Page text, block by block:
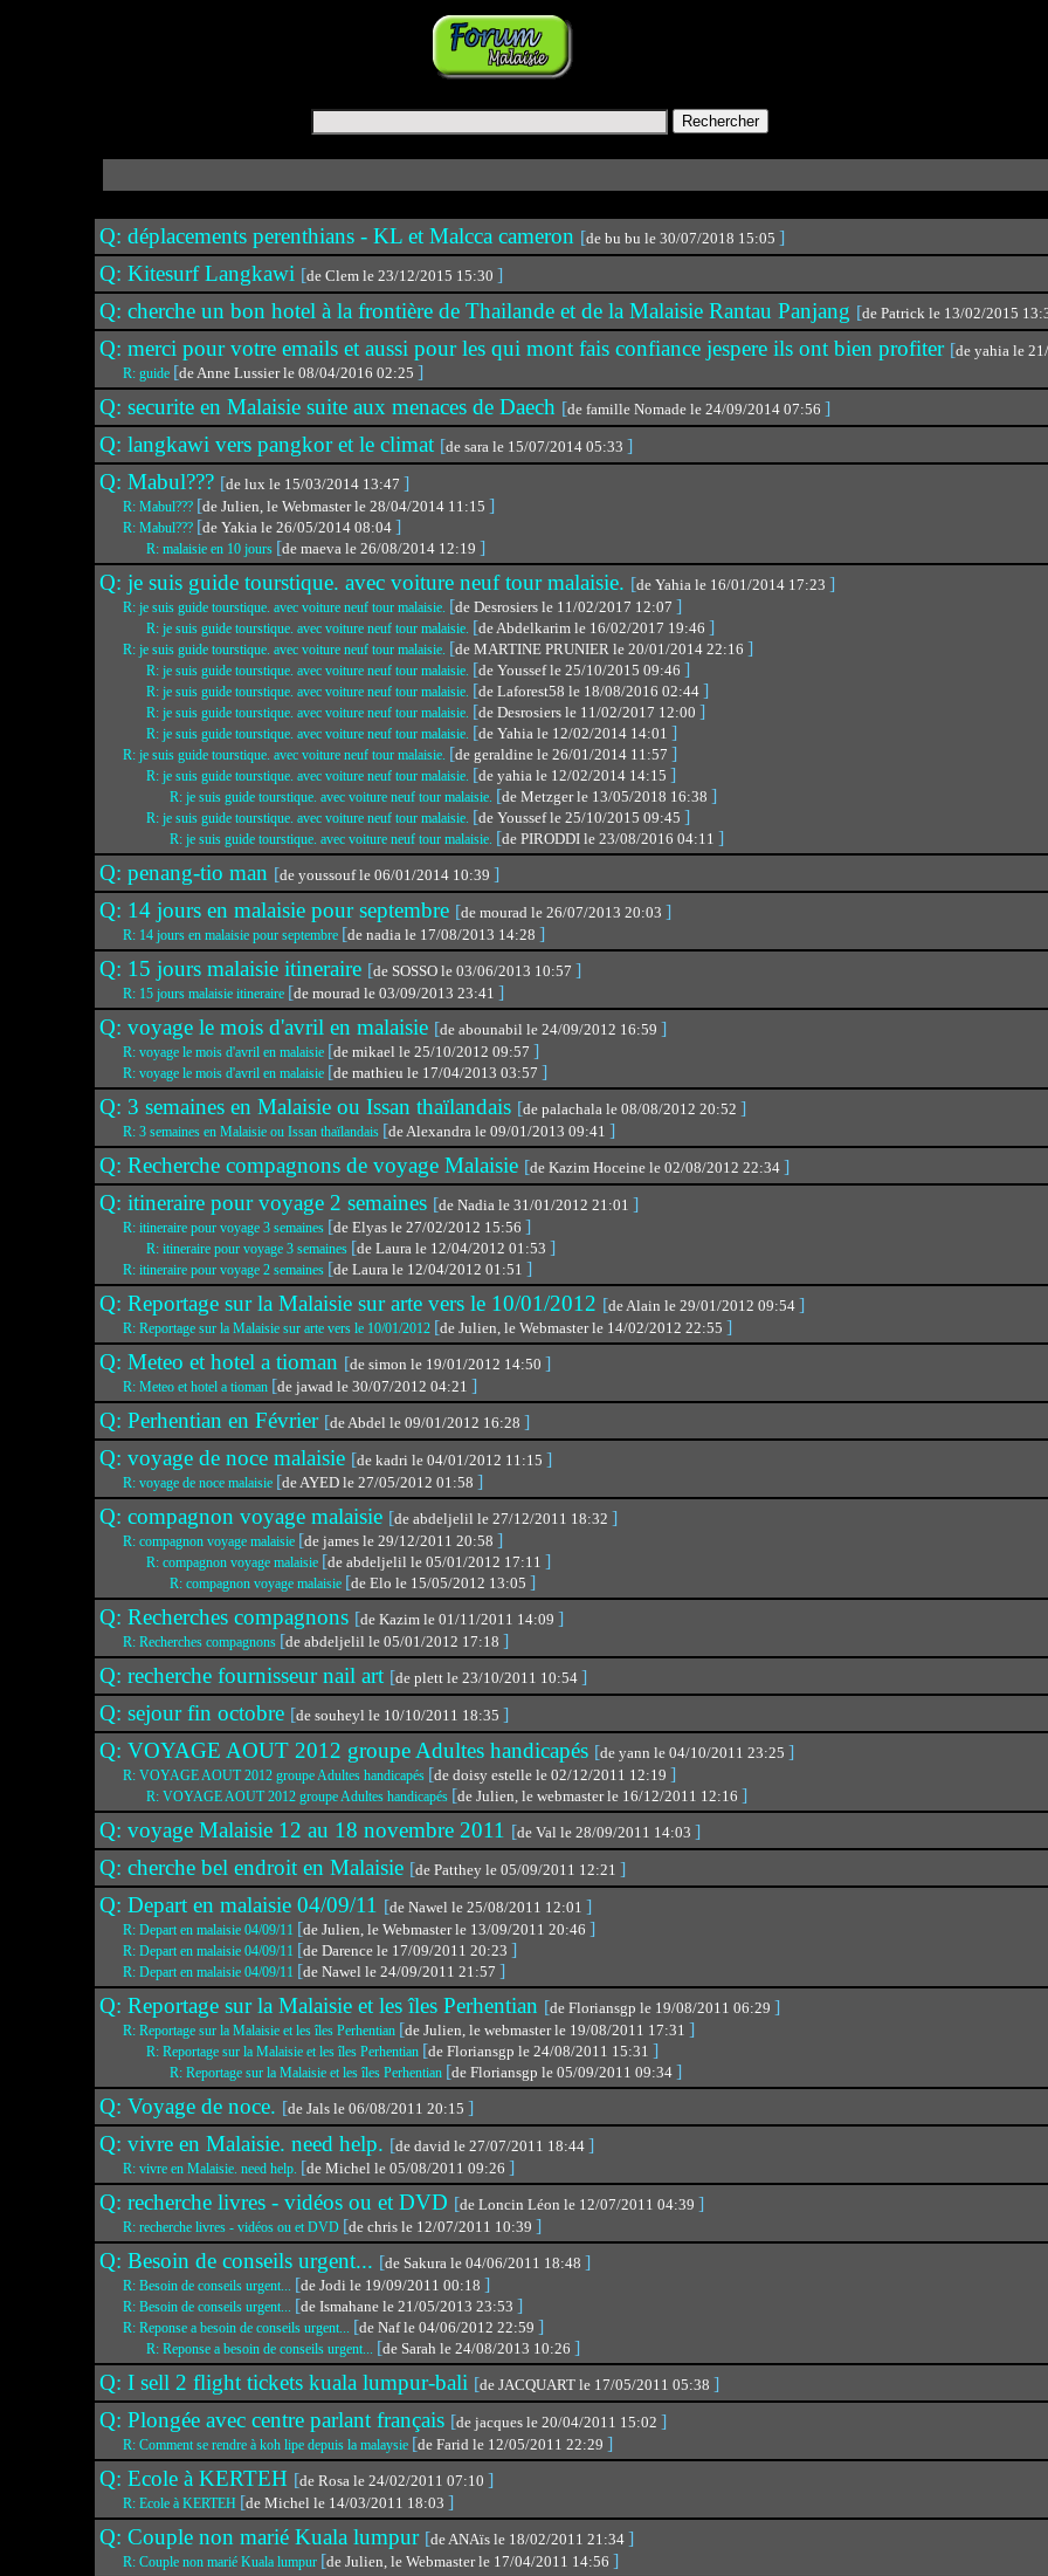
Q: déplacements perenthians - KL et Malcca cameron [de bu bu le 30/07/2018 15:05 ]
Q: Kitesurf Langkawi [de Clem le 23/12/2015 15:30 ]
Q: cherche un bon hotel à la frontière de Thailande et de la Malaisie Rantau Panjang [de Patrick le 13/02/2015
Q: merci pour votre emails et aussi pour les qui mont fais confiance jespere ils ont bien profiter [de yahia le
R: guide [de Anne Lussier le 08/04/2016 02:25 ]
Q: securite en Malaisie suite aux menaces de Daech [de famille Nomade le 24/09/2014 07:56 ]
Q: langkawi vers pangkor et le climat [de sara le 15/07/2014 05:33 ]
Q: Mabul??? [de lux le 15/03/2014 13:47 ]
R: Mabul??? [de Julien, le Webmaster le 28/04/2014 11:15 ]
R: Mabul??? [de Yakia le 26/05/2014 08:04 ]
R: malaisie en 10 jours [de maeva le 26/08/2014 12:19 ]
Q: je suis guide tourstique. avec voiture neuf tour malaisie. [de Yahia le 16/01/2014 17:23 ]
R: je suis guide tourstique. avec voiture neuf tour malaisie. [de Desrosiers le 11/02/2017 12:07 ]
R: je suis guide tourstique. avec voiture neuf tour malaisie. [de Abdelkarim le 16/02/2017 19:46 ]
R: je suis guide tourstique. avec voiture neuf tour malaisie. [de MARTINE PRUNIER le 20/01/2014 22:16 ]
R: je suis guide tourstique. avec voiture neuf tour malaisie. [de Youssef le 25/10/2015 09:46 ]
R: je suis guide tourstique. avec voiture neuf tour malaisie. [de Laforest58 le 18/08/2016 02:44 ]
R: je suis guide tourstique. avec voiture neuf tour malaisie. [de Desrosiers le 11/02/2017 12:00 ]
R: je suis guide tourstique. avec voiture neuf tour malaisie. [de Yahia le 12/02/2014 14:01 ]
R: je suis guide tourstique. avec voiture neuf tour malaisie. [de geraldine le 26/01/2014 11:57 ]
R: je suis guide tourstique. avec voiture neuf tour malaisie. [de yahia le 12/02/2014 14:15 ]
R: je suis guide tourstique. avec voiture neuf tour malaisie. [de Metzger le 13/05/2018 16:38 ]
R: je suis guide tourstique. avec voiture neuf tour malaisie. [de Youssef le 25/10/2015 09:45 ]
R: je suis guide tourstique. avec voiture neuf tour malaisie. [de PIRODDI le 23/08/2016 04:11 ]
Q: penang-tio man [de youssouf le 06/01/2014 10:39 ]
Q: 14 jours en malaisie pour septembre [de mourad le 26/07/2013 20:03 ]
R: 14 jours en malaisie pour septembre [de nadia le 17/08/2013 14:28 ]
Q: 15 jours malaisie itineraire [de SOSSO le 03/06/2013 10:57 ]
R: 15 jours malaisie itineraire [de mourad le 03/09/2013 23:41 ]
Q: voyage le mois d'avril en malaisie [de abounabil le 24/09/2012 16:59 ]
R: voyage le mois d'avril en malaisie [de mikael le 25/10/2012 09:57 ]
R: voyage le mois d'avril en malaisie [de mathieu le 17/04/2013 03:57 ]
Q: 3 semaines en Malaisie ou Issan thaïlandais [de palachala le 08/08/2012 20:52 ]
R: 3 semaines en Malaisie ou Issan thaïlandais [de Alexandra le 09/01/2013 09:41 ]
Q: Recherche compagnons de voyage Malaisie [de Kazim Hoceine le 02/08/2012 22:34 ]
Q: itineraire pour voyage 2 semaines [de Nadia le 31/01/2012 21:01 ]
R: itineraire pour voyage 3 semaines [de Elyas le 27/02/2012 15:56 ]
R: itineraire pour voyage 3 semaines [de Laura le 12/04/2012 01:53 ]
R: itineraire pour voyage 2 semaines [de Laura le 12/04/2012 01:51 ]
Q: Reportage sur la Malaisie sur arte vers le 10/01/2012 [de Alain le 29/01/2012 09:54 ]
R: Reportage sur la Malaisie sur arte vers le 10/01/2012 [de Julien, le Webmaster le 14/02/2012 22:55 ]
Q: Meteo et hotel a tioman [de simon le 19/01/2012 14:50 ]
R: Meteo et hotel a tioman [de jawad le 30/07/2012 04:21 ]
Q: Perhentian en Février [de Abdel le 09/01/2012 16:28 ]
Q: voyage de noce malaisie [de kadri le 04/01/2012 11:15 ]
R: voyage de noce malaisie [de AYED le 27/05/2012 01:58 ]
Q: compagnon voyage malaisie [de abdeljelil le 27/12/2011 18:32 ]
R: compagnon voyage malaisie [de james le 29/12/2011 20:58 ]
R: compagnon voyage malaisie [de abdeljelil le 05/01/2012 17:11 ]
R: compagnon voyage malaisie [de Elo le 15/05/2012 13:05 ]
Q: Recherches compagnons [de Kazim le 01/11/2011 14:09 ]
R: Recherches compagnons [de abdeljelil le 05/01/2012 17:18 ]
Q: recherche fournisseur nail art [de plett le 23/10/2011 10:54 ]
Q: sejour fin octobre [de souheyl le 10/10/2011 18:35 ]
Q: VOYAGE AOUT 2012 groupe Adultes handicapés [de yann le 04/10/2011 23:25 ]
R: VOYAGE AOUT 2012 groupe Adultes handicapés [de doisy estelle le 02/12/2011 12:19 ]
R: VOYAGE AOUT 2012 groupe Adultes handicapés [de Julien, le webmaster le 16/12/2011 12:16 ]
Q: voyage Malaisie 12 au 18 novembre 2011 [de Val le 28/09/2011 14:03 ]
Q: cherche bel endroit en Malaisie [de Patthey le 05/09/2011 12:21 ]
Q: Depart en malaisie 04/09/11 [de Nawel le 25/08/2011 12:01 ]
R: Depart en malaisie 04/09/11 [de Julien, le Webmaster le 13/09/2011 20:46 ]
R: Depart en malaisie 04/09/11 [de Darence le 17/09/2011 20:23 ]
R: Depart en malaisie 04/09/11 [de Nawel le 24/09/2011 21:57 ]
Q: Reportage sur la Malaisie et les îles Perhentian [de Floriansgp le 19/08/2011 06:29 ]
R: Reportage sur la Malaisie et les îles Perhentian [de Julien, le webmaster le 19/08/2011 17:31 ]
R: Reportage sur la Malaisie et les îles Perhentian [de Floriansgp le 24/08/2011 15:31 ]
R: Reportage sur la Malaisie et les îles Perhentian [de Floriansgp le 05/09/2011 09:34 ]
Q: Voyage de noce. [de Jals le 06/08/2011 20:15 ]
Q: vivre en Malaisie. need help. [de david le 27/07/2011 18:44 ]
R: vivre en Malaisie. need help. [de Michel le 05/08/2011 09:26 ]
Q: recherche livres - vidéos ou et DVD [de Loncin Léon le 12/07/2011 04:39 ]
R: recherche livres - vidéos ou et DVD [de chris le 12/07/2011 10:39 ]
Q: Besoin de conseils urgent... [de Sakura le 04/06/2011 18:48 ]
R: Besoin de conseils urgent... [de Jodi le 19/09/2011 00:18 ]
R: Besoin de conseils urgent... [de Ismahane le 21/05/2013 23:53 ]
R: Reponse a besoin de conseils urgent... [de Naf le 04/06/2012 22:59 ]
R: Reponse a besoin de conseils urgent... [de Sarah le 24/08/2013 10:26 ]
Q: I sell 2 flight tickets kuala lumpur-bali [de JACQUART le 17/05/2011 05:38 ]
Q: Plongée avec centre parlant français [de jacques le 20/04/2011 15:02 ]
R: Comment se rendre à koh lipe depuis la malaysie [de Farid le 12/05/2011 22:29 ]
Q: Ecole à KERTEH [de Rosa le 24/02/2011 07:10 ]
R: Ecole à KERTEH [de Michel le 14/03/2011 18:03 ]
Q: Couple non marié Kuala lumpur [de ANAïs le 18/02/2011 21:34 ]
R: Couple non marié Kuala lumpur [de Julien, le Webmaster le 17/04/2011 14:56 ]